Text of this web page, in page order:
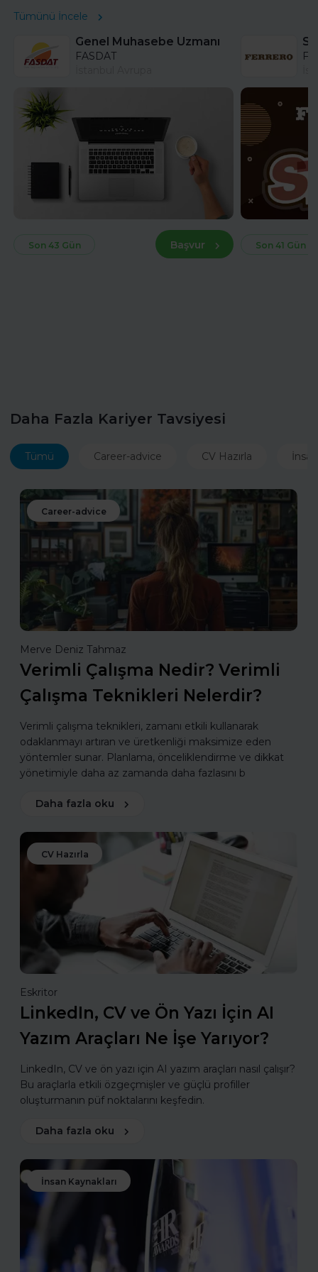
Tümünü İncele
Genel Muhasebe Uzmanı
FASDAT
Son 43 Gün Başvur Son 41 Gün
Daha Fazla Kariyer Tavsiyesi
Tümü Career-advice CV Hazırla
Career-advice
Merve Deniz Tahmaz
Verimli Çalışma Nedir? Verimli
Çalışma Teknikleri Nelerdir?
Verimli çalışma teknikleri, zamanı etkili kullanarak
odaklanmayı artıran ve üretkenliği maksimize eden
yöntemler sunar. Planlama, önceliklendirme ve dikkat
yönetimiyle daha az zamanda daha fazlasını b
Daha fazla oku
CV Hazırla
Eskritor
LinkedIn, CV ve Ön Yazı İçin AI
Yazım Araçları Ne İşe Yarıyor?
LinkedIn, CV ve ön yazı için AI yazım araçları nasıl çalışır?
Bu araçlarla etkili özgeçmişler ve güçlü profiller
oluşturmanın püf noktalarını keşfedin.
Daha fazla oku
İnsan Kaynakları